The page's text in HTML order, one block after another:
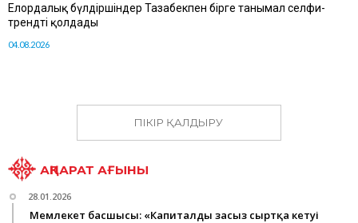
Елордалық бүлдіршіндер Тазабекпен бірге танымал селфи-
трендті қолдады
04.08.2026
ПІКІР ҚАЛДЫРУ
АҚПАРАТ АҒЫНЫ
28.01.2026
Мемлекет басшысы: «Капиталдың заңсыз сыртқа кетуі